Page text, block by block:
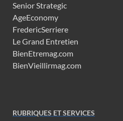
Senior Strategic
AgeEconomy
FredericSerriere
Le Grand Entretien
BienEtremag.com
BienVieillirmag.com
RUBRIQUES ET SERVICES